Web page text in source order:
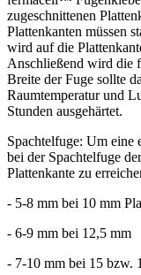
zugeschnittenen
Plattenkanten müssen
wird auf die
Anschließend wird die
Breite der Fuge sollte
Raumtemperatur und
Stunden ausgehärtet.
Spachtelfuge: Um eine
bei der Spachtelfuge
Plattenkante zu
- 5-8 mm bei 10 mm
- 6-9 mm bei 12,5 mm
- 7-10 mm bei 15 bzw.